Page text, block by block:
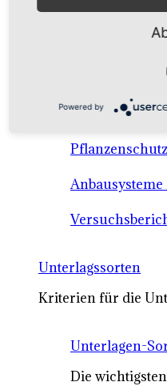
Anbausysteme &
Tafeltrauben
Unterlagssorten
Kriterien für die
Unterlagen-
Die
Powered by